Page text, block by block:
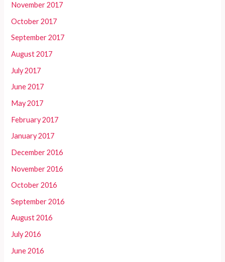
November 2017
October 2017
September 2017
August 2017
July 2017
June 2017
May 2017
February 2017
January 2017
December 2016
November 2016
October 2016
September 2016
August 2016
July 2016
June 2016